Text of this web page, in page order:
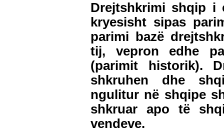
Drejtshkrimi shqip i
kryesisht sipas
parimi bazë
tij, vepron edhe
(parimit historik).
shkruhen dhe
ngulitur në shqipe
shkruar apo të
vendeve.